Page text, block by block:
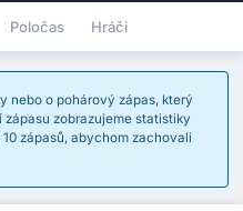
Poločas Hráči
nebo o pohárový zápas, který
zobrazujeme statistiky
zápasů, abychom zachovali